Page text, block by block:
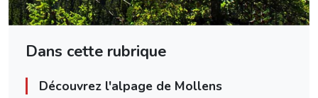
Dans cette rubrique
Découvrez l'alpage de Mollens